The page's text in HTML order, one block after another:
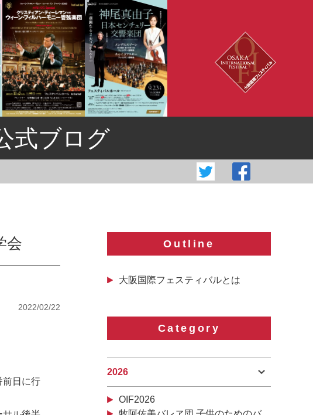
式ブログ
会
2022/02/22
前日に行
Outline
大阪国際フェスティバルとは
Category
2026
OIF2026